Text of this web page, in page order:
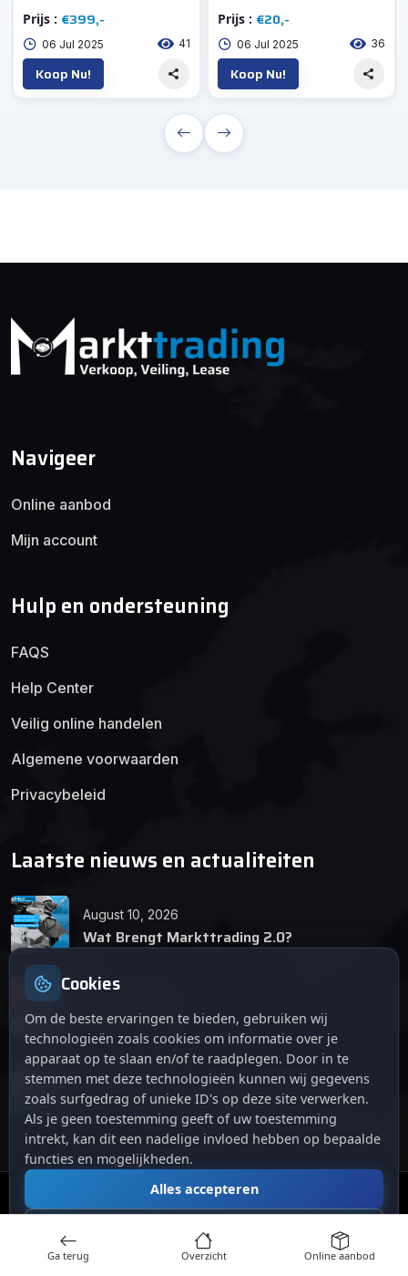
Prijs : €399,-
06 Jul 2025 41
Koop Nu!
Prijs : €20,-
06 Jul 2025 36
Koop Nu!
Navigeer
Online aanbod
Mijn account
Hulp en ondersteuning
FAQS
Help Center
Veilig online handelen
Algemene voorwaarden
Privacybeleid
Laatste nieuws en actualiteiten
August 10, 2026
Wat Brengt Markttrading 2.0?
Tips en Tricks
April 12, 2026
De opkomst van Markttrading 2.0: Een
revolutie in online handelen.
Markttrading. Alle rechten voorbehouden.
Cookies
Om de beste ervaringen te bieden, gebruiken wij
technologieën zoals cookies om informatie over je
apparaat op te slaan en/of te raadplegen. Door in te
stemmen met deze technologieën kunnen wij gegevens
zoals surfgedrag of unieke ID's op deze site verwerken.
Als je geen toestemming geeft of uw toestemming
intrekt, kan dit een nadelige invloed hebben op bepaalde
functies en mogelijkheden.
Alles accepteren
Alles afwijzen
Ga terug Overzicht Online aanbod